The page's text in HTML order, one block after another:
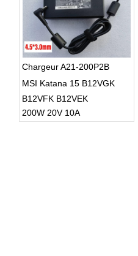
Chargeur A21-200P2B
MSI Katana 15 B12VGK
B12VFK B12VEK
200W 20V 10A